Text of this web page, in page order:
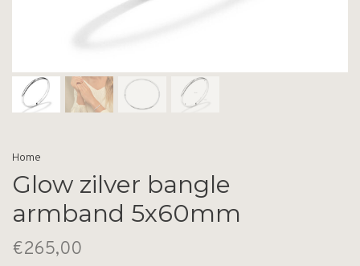
Home
Glow zilver bangle
armband 5x60mm
€265,00